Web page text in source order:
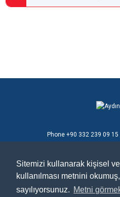
Sitemizi kullanarak kişisel
kullanılması metnini
sayılıyorsunuz. Metni
Phone+90 332 239 09 15
Konya Organize Sanayi Bölgesi
Selçuklu /